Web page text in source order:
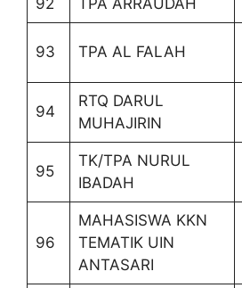
92 TPA ARRAUDAH
93 TPA AL FALAH
94
RTQ DARUL
MUHAJIRIN
95
TK/TPA NURUL
IBADAH
96
MAHASISWA KKN
TEMATIK UIN
ANTASARI